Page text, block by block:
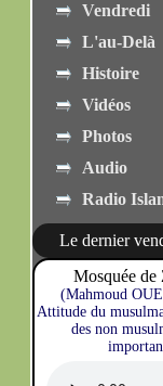
Vendredi
L'au-Delà
Histoire
Vidéos
Photos
Audio
Radio
Le dernier
Mosquée de
(Mahmoud
Attitude du
des non